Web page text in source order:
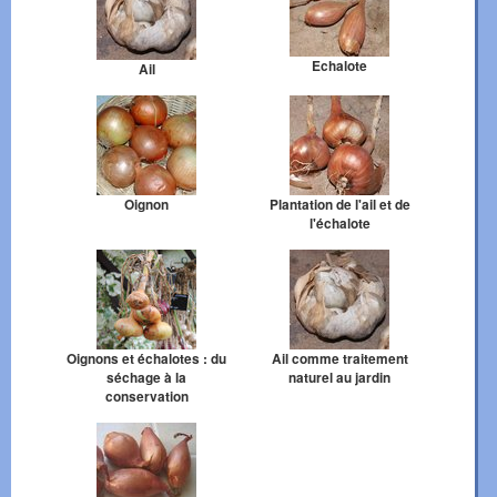
Ail Echalote
Oignon
Plantation de l'ail et de
l'échalote
Oignons et échalotes : du
séchage à la
conservation
Ail comme traitement
naturel au jardin